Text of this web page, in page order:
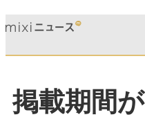
掲載期間が